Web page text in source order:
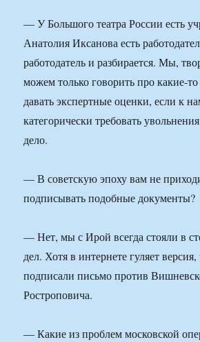
— У Большого театра России есть
Анатолия Иксанова есть
работодатель и разбирается. Мы,
можем только говорить про какие-то
давать экспертные оценки, если к
категорически требовать
дело.
— В советскую эпоху вам не
подписывать подобные документы?
— Нет, мы с Ирой всегда стояли в
дел. Хотя в интернете гуляет
подписали письмо против
Ростроповича.
― Какие из проблем московской